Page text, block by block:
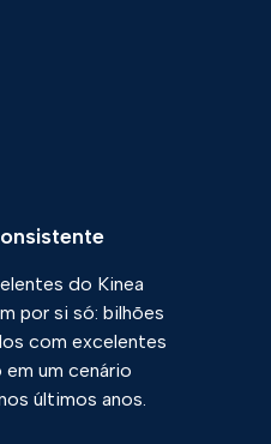
do Kinea
por si só: bilhões
com excelentes
um cenário
últimos anos.